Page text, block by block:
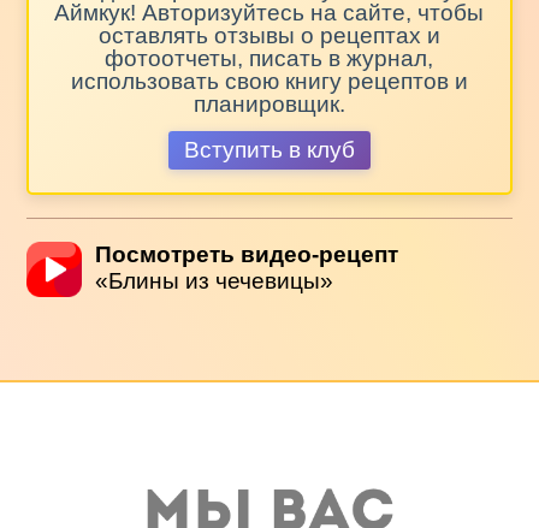
Аймкук! Авторизуйтесь на сайте, чтобы
оставлять отзывы о рецептах и
фотоотчеты, писать в журнал,
использовать свою книгу рецептов и
планировщик.
Вступить в клуб
Посмотреть видео-рецепт
«Блины из чечевицы»